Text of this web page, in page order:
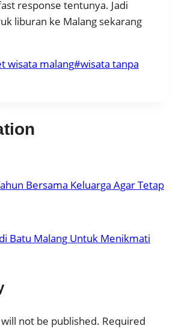
response tentunya. Jadi
liburan ke Malang sekarang
wisata malang#wisata tanpa
Bersama Keluarga Agar Tetap
Batu Malang Untuk Menikmati
not be published. Required